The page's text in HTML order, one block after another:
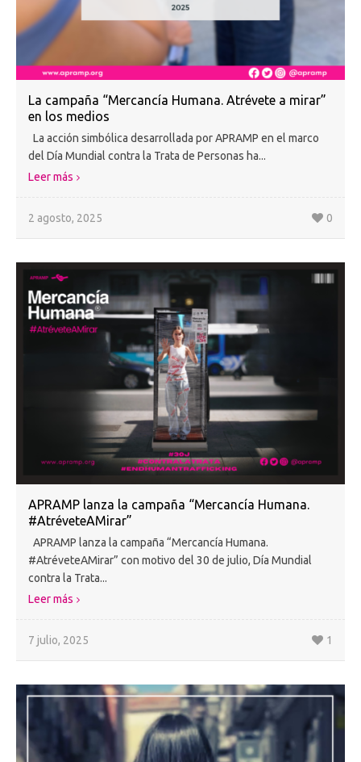
La campaña “Mercancía Humana. Atrévete a mirar”
en los medios
La acción simbólica desarrollada por APRAMP en el marco
del Día Mundial contra la Trata de Personas ha...
Leer más
2 agosto, 2025 0
APRAMP lanza la campaña “Mercancía Humana.
#AtréveteAMirar”
APRAMP lanza la campaña “Mercancía Humana.
#AtréveteAMirar” con motivo del 30 de julio, Día Mundial
contra la Trata...
Leer más
7 julio, 2025 1